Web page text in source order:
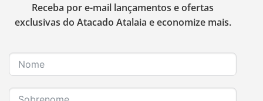
Receba por e-mail lançamentos e ofertas
exclusivas do Atacado Atalaia e economize mais.